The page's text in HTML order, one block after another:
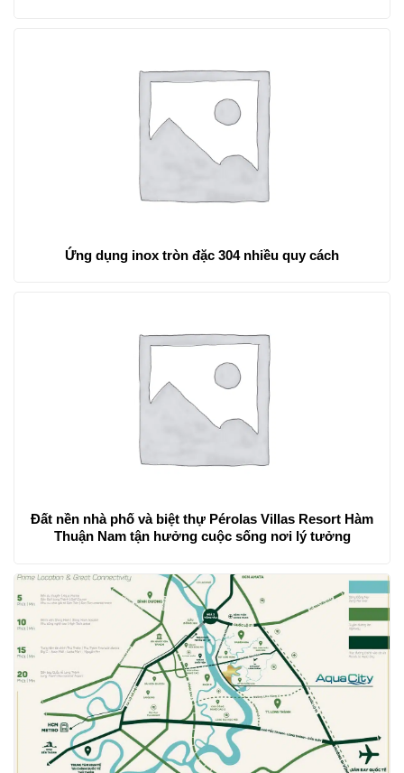
Ứng dụng inox tròn đặc 304 nhiều quy cách
Đất nền nhà phố và biệt thự Pérolas Villas Resort Hàm
Thuận Nam tận hưởng cuộc sống nơi lý tưởng